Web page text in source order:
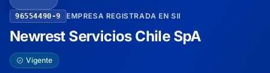
96554490-9 EMPRESA REGISTRADA EN SII
Newrest Servicios Chile SpA
Vigente